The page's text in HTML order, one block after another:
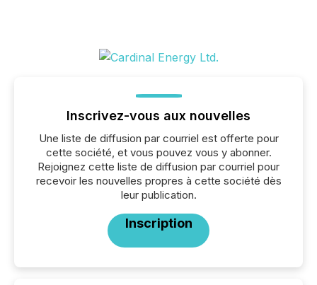
Inscrivez-vous aux nouvelles
Une liste de diffusion par courriel est offerte pour
cette société, et vous pouvez vous y abonner.
Rejoignez cette liste de diffusion par courriel pour
recevoir les nouvelles propres à cette société dès
leur publication.
Inscription